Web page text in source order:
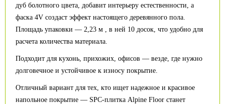
дуб болотного цвета, добавит интерьеру естественности, а
фаска 4V создаст эффект настоящего деревянного пола.
Площадь упаковки — 2,23 м , в ней 10 досок, что удобно для
расчета количества материала.
Подходит для кухонь, прихожих, офисов — везде, где нужно
долговечное и устойчивое к износу покрытие.
Отличный вариант для тех, кто ищет надежное и красивое
напольное покрытие — SPC-плитка Alpine Floor станет